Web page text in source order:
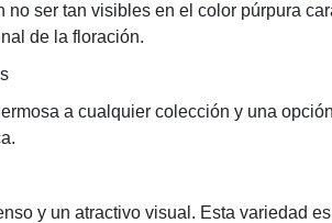
ser tan visibles en el color púrpura
de la floración.
a cualquier colección y una
y un atractivo visual. Esta variedad